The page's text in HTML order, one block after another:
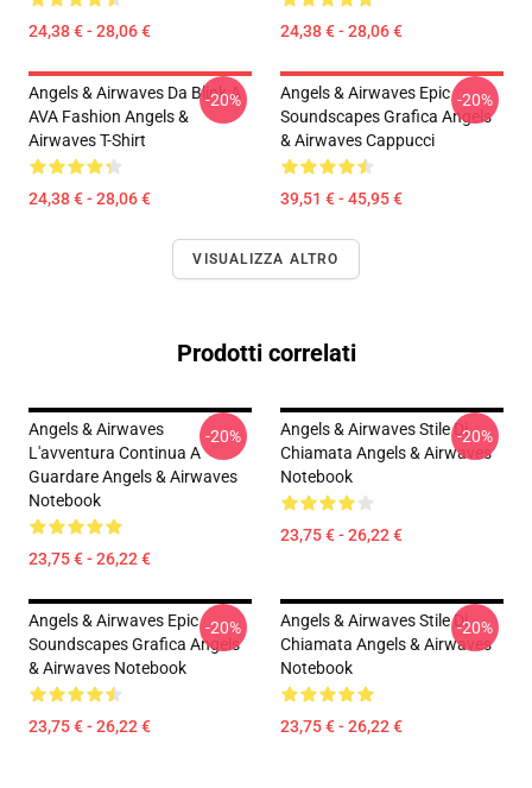
24,38 € - 28,06 € 24,38 € - 28,06 €
Angels & Airwaves Da Blink A
AVA Fashion Angels &
Airwaves T-Shirt
24,38 € - 28,06 €
-20%
Angels & Airwaves Epic
Soundscapes Grafica Angels
& Airwaves Cappucci
39,51 € - 45,95 €
-20%
VISUALIZZA ALTRO
Prodotti correlati
Angels & Airwaves
L'avventura Continua A
Guardare Angels & Airwaves
Notebook
23,75 € - 26,22 €
-20%
Angels & Airwaves Stile Di
Chiamata Angels & Airwaves
Notebook
23,75 € - 26,22 €
-20%
Angels & Airwaves Epic
Soundscapes Grafica Angels
& Airwaves Notebook
23,75 € - 26,22 €
-20%
Angels & Airwaves Stile Di
Chiamata Angels & Airwaves
Notebook
23,75 € - 26,22 €
-20%